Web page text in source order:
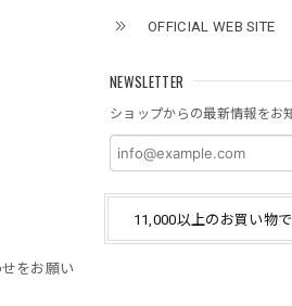
OFFICIAL WEB SITE
NEWSLETTER
ショップからの最新情報をお
11,000以上のお買い物
をお願い